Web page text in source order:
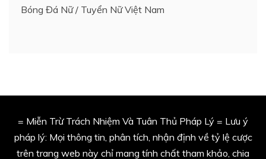
Bóng Đá Nữ / Tuyển Nữ Việt Nam
= Miễn Trừ Trách Nhiệm Và Tuân Thủ Pháp Lý = Lưu ý
pháp lý: Mọi thông tin, phân tích, nhận định về tỷ lệ cược
trên trang web này chỉ mang tính chất tham khảo, chia